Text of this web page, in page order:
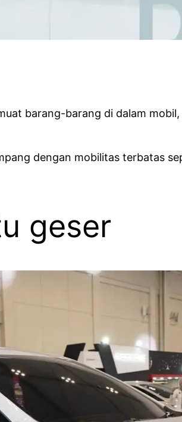
barang-barang di dalam
dengan mobilitas terbatas
geser